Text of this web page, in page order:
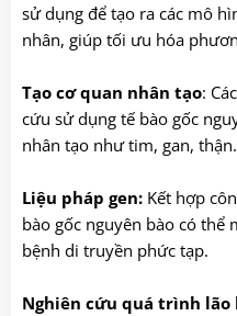
sử dụng để tạo ra các mô
nhân, giúp tối ưu hóa
Tạo cơ quan nhân tạo:
cứu sử dụng tế bào gốc
nhân tạo như tim, gan, thận.
Liệu pháp gen: Kết hợp
bào gốc nguyên bào có thể
bệnh di truyền phức tạp.
Nghiên cứu quá trình lão